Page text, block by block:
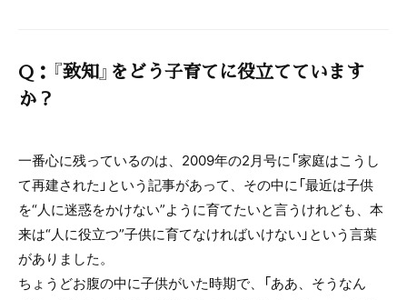
Q：『致知』をどう子育てに役立てています
か？
一番心に残っているのは、2009年の2月号に「家庭はこうし
て再建された」という記事があって、その中に「最近は子供
を“人に迷惑をかけない”ように育てたいと言うけれども、本
来は“人に役立つ”子供に育てなければいけない」という言葉
がありました。
ちょうどお腹の中に子供がいた時期で、「ああ、そうなん